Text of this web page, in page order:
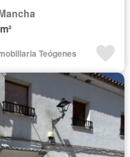
Teógenes